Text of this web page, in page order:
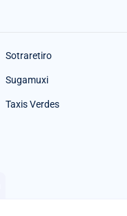
Sotraretiro
Sugamuxi
Taxis Verdes